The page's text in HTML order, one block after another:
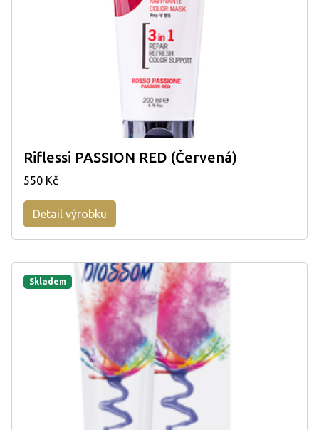
Riflessi PASSION RED (Červená)
550 Kč
Detail výrobku
Skladem